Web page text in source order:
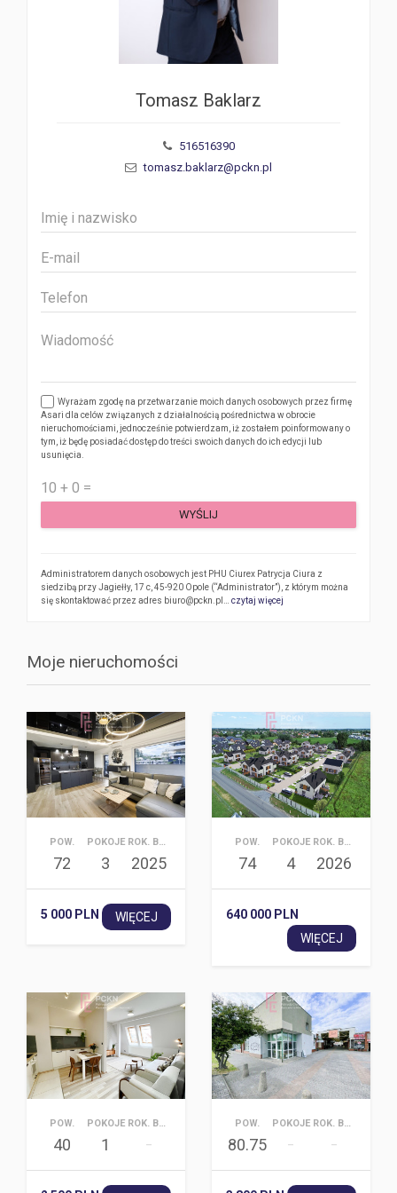
Tomasz Baklarz
516516390
tomasz.baklarz@pckn.pl
Wyrażam zgodę na przetwarzanie moich danych osobowych przez firmę
Asari dla celów związanych z działalnością pośrednictwa w obrocie
nieruchomościami, jednocześnie potwierdzam, iż zostałem poinformowany o
tym, iż będę posiadać dostęp do treści swoich danych do ich edycji lub
usunięcia.
WYŚLIJ
Administratorem danych osobowych jest PHU Ciurex Patrycja Ciura z
siedzibą przy Jagiełły, 17 c, 45-920 Opole (“Administrator”), z którym można
się skontaktować przez adres biuro@pckn.pl… czytaj więcej
Moje nieruchomości
POW.
72
POKOJE
3
ROK. BUD.
2025
5 000 PLN WIĘCEJ
POW.
74
POKOJE
4
ROK. BUD.
2026
640 000 PLN
WIĘCEJ
POW.
40
POKOJE
1
ROK. BUD.
–
POW.
80.75
POKOJE
–
ROK. BUD.
–